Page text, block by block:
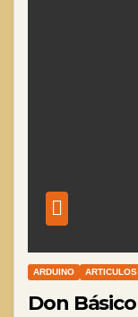
ARDUINO ARTICULOS
Don